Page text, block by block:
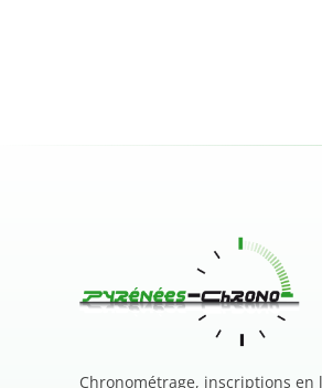
Chronométrage, inscriptions